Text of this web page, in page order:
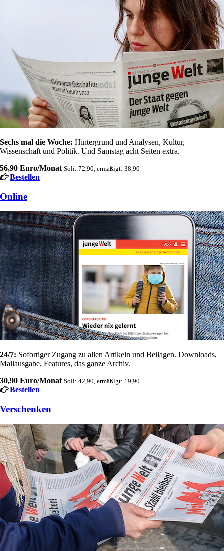
Sechs mal die Woche: Hintergrund und Analysen, Kultur,
Wissenschaft und Politik. Und Samstag acht Seiten extra.
56,90 Euro/Monat Soli: 72,90, ermäßigt: 38,90
Bestellen
Online
24/7: Sofortiger Zugang zu allen Artikeln und Beilagen. Downloads,
Mailausgabe, Features, das ganze Archiv.
30,90 Euro/Monat Soli: 42,90, ermäßigt: 19,90
Bestellen
Verschenken